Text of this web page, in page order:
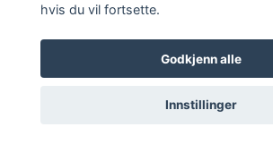
© 2026 Nøstet MittPowered by
hvis du vil fortsette.
Godkjenn alle
Innstillinger